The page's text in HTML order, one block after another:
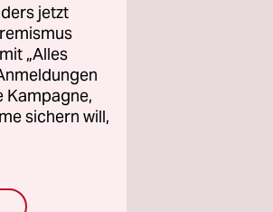
jetzt
„Alles
Kampagne,
sichern will,